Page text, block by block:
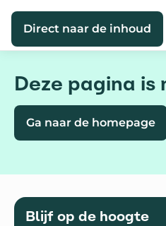
Direct naar de inhoud
Deze pagina is
Ga naar de homepage
Blijf op de hoogte